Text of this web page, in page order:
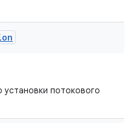
установки потокового